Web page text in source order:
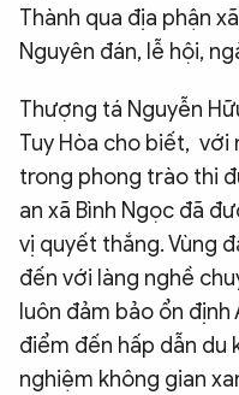
Thành qua địa phận
Nguyên đán, lễ hội,
Thượng tá Nguyễn
Tuy Hòa cho biết,
trong phong trào thi
an xã Bình Ngọc đã
vị quyết thắng. Vùng
đến với làng nghề
luôn đảm bảo ổn định
điểm đến hấp dẫn du
nghiệm không gian